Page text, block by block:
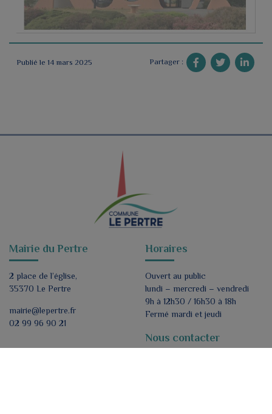
Publié le 14 mars 2025 Partager :
Mairie du Pertre
2 place de l’église,
35370 Le Pertre
mairie@lepertre.fr
02 99 96 90 21
Horaires
Ouvert au public
lundi – mercredi – vendredi
9h à 12h30 / 16h30 à 18h
Fermé mardi et jeudi
Nous contacter